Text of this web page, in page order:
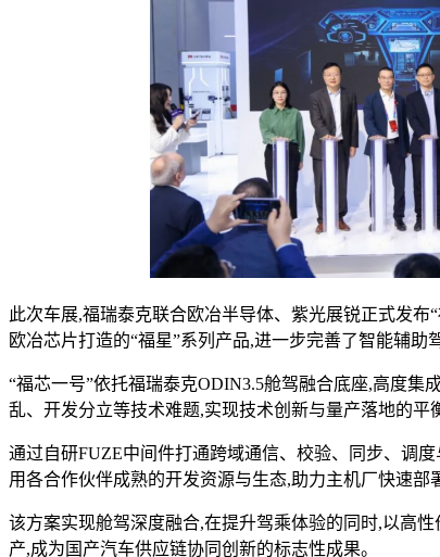
此次车展,福瑞泰克联合欧冶半导体、紫光展锐正式发
欧冶芯片打造的“福星”系列产品,进一步完善了智能辅助
“福芯一号”依托福瑞泰克ODIN3.5舱驾融合底座,高度集
乱、开发分立等技术难题,实现技术创新与量产落地的平
通过自研FUZE中间件打通跨域通信、校验、同步、调
用各合作伙伴成熟的开发资源与生态,助力主机厂快速部
该方案实现舱驾深度融合,在提升驾乘体验的同时,以高
产,成为国产汽车供应链协同创新的标志性成果。